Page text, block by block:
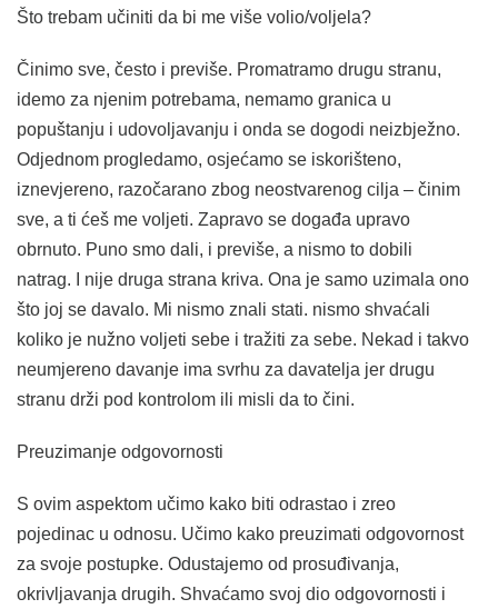
Što trebam učiniti da bi me više volio/voljela?
Činimo sve, često i previše. Promatramo drugu stranu,
idemo za njenim potrebama, nemamo granica u
popuštanju i udovoljavanju i onda se dogodi neizbježno.
Odjednom progledamo, osjećamo se iskorišteno,
iznevjereno, razočarano zbog neostvarenog cilja – činim
sve, a ti ćeš me voljeti. Zapravo se događa upravo
obrnuto. Puno smo dali, i previše, a nismo to dobili
natrag. I nije druga strana kriva. Ona je samo uzimala ono
što joj se davalo. Mi nismo znali stati. nismo shvaćali
koliko je nužno voljeti sebe i tražiti za sebe. Nekad i takvo
neumjereno davanje ima svrhu za davatelja jer drugu
stranu drži pod kontrolom ili misli da to čini.
Preuzimanje odgovornosti
S ovim aspektom učimo kako biti odrastao i zreo
pojedinac u odnosu. Učimo kako preuzimati odgovornost
za svoje postupke. Odustajemo od prosuđivanja,
okrivljavanja drugih. Shvaćamo svoj dio odgovornosti i